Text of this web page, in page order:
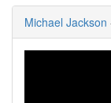
Michael Jackson